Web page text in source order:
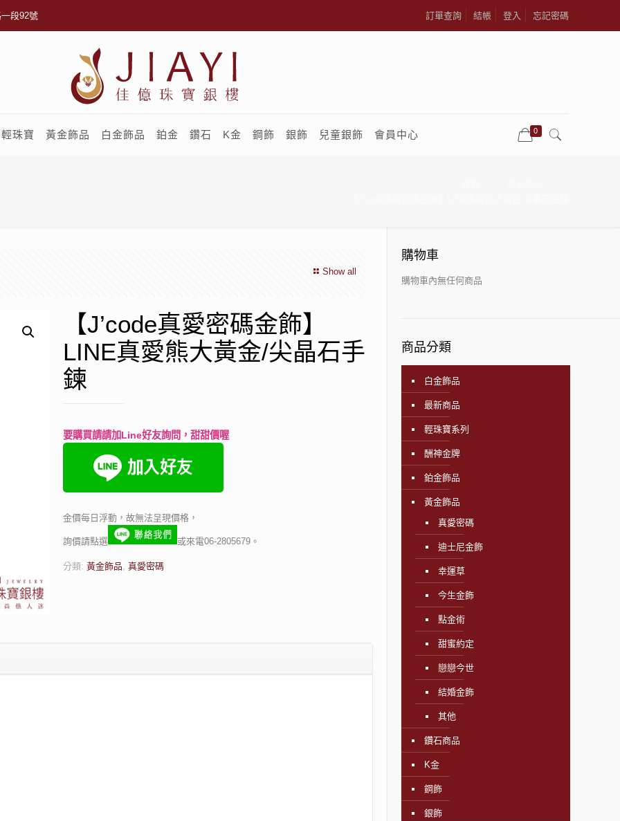
段92號 訂單查詢 結帳 登入 忘記密碼
輕珠寶 黃金飾品 白金飾品 鉑金 鑽石 K金 鋼飾 銀飾 兒童銀飾 會員中心 0
Show all
【J’code真愛密碼金飾】
LINE真愛熊大黃金/尖晶石手
鍊
要購買請請加Line好友詢問，甜甜價喔
金價每日浮動，故無法呈現價格，
詢價請點選 或來電06-2805679。
分類: 黃金飾品, 真愛密碼
購物車
購物車內無任何商品
商品分類
白金飾品
最新商品
輕珠寶系列
酬神金牌
鉑金飾品
黃金飾品
真愛密碼
迪士尼金飾
幸運草
今生金飾
點金術
甜蜜約定
戀戀今世
結婚金飾
其他
鑽石商品
K金
鋼飾
銀飾